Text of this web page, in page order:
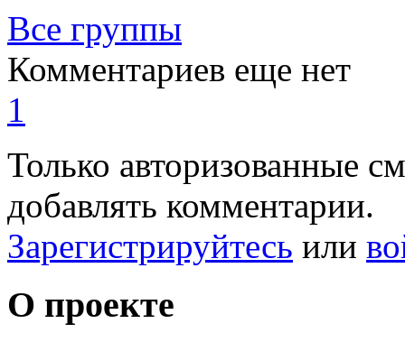
Все группы
Комментариев еще нет
1
Только авторизованные
добавлять комментарии.
Зарегистрируйтесь или
О проекте